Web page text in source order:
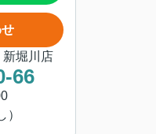
新堀川店
66
）